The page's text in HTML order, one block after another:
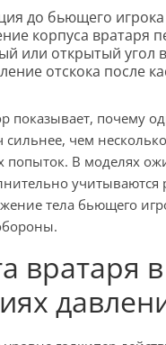
до бьющего игрока
корпуса вратаря
или открытый угол
отскока после
показывает, почему
сильнее, чем
попыток. В моделях
учитываются
тела бьющего
вратаря в